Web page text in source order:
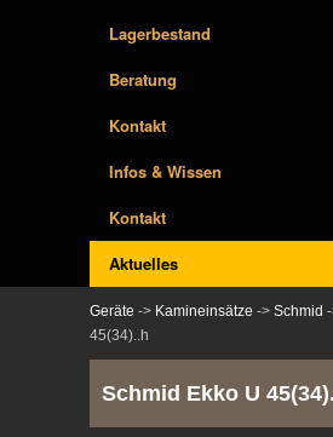
Lagerbestand
Beratung
Kontakt
Infos & Wissen
Kontakt
Aktuelles
Geräte -> Kamineinsätze -> Schmid
45(34)..h
Schmid Ekko U